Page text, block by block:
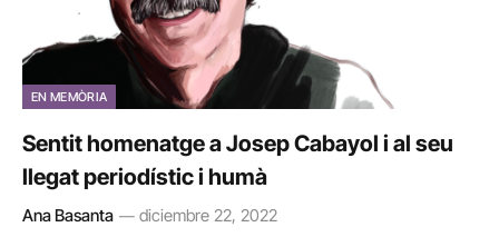
EN MEMÒRIA
Sentit homenatge a Josep Cabayol i al seu
llegat periodístic i humà
Ana Basanta diciembre 22, 2022